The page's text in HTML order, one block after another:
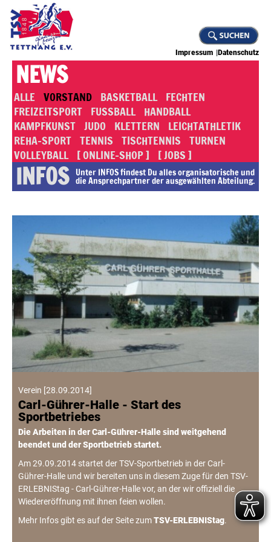
Impressum Datenschutz
NEWS
ALLE VORSTAND BASKETBALL FECHTEN
FREIZEITSPORT FUSSBALL HANDBALL
KAMPFKUNST JUDO KLETTERN
LEICHTATHLETIK
REHA-SPORT TENNIS TISCHTENNIS TURNEN
VOLLEYBALL [ ONLINE-SHOP ] [ JOBS ]
INFOS Unter INFOS findest Du alles or­ga­ni­sa­to­rische und
die An­sprech­part­ner der ausgewählten Abteilung.
Verein [28.09.2014]
Carl-Gührer-Halle - Start des
Sportbetriebes
Die Arbeiten in der Carl-Gührer-Halle sind weitgehend
beendet und der Sportbetrieb startet.
Am 29.09.2014 startet der TSV-Sportbetrieb in der Carl-
Gührer-Halle und wir bereiten uns in diesem Zuge für den TSV-
ERLEBNIStag - Carl-Gührer-Halle vor, an der wir offiziell die
Wiedereröffnung mit ihnen feien wollen.
Mehr Infos gibt es auf der Seite zumTSV-ERLEBNIStag.